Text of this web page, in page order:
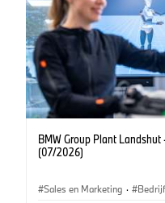
BMW Group Plant Landshut
(07/2026)
Sales en Marketing · Bedrijf